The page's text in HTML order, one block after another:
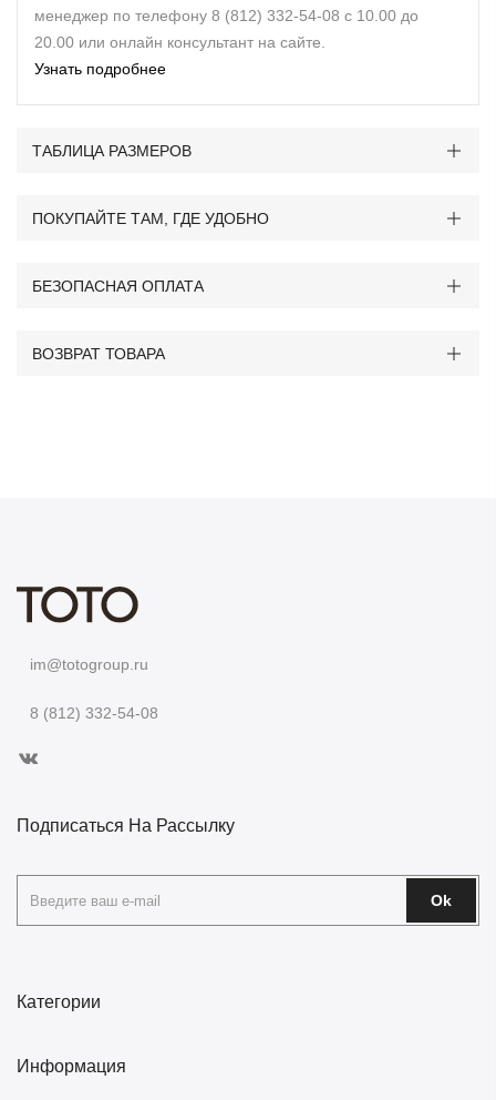
менеджер по телефону 8 (812) 332-54-08 с 10.00 до
20.00 или онлайн консультант на сайте.
Узнать подробнее
ТАБЛИЦА РАЗМЕРОВ
ПОКУПАЙТЕ ТАМ, ГДЕ УДОБНО
БЕЗОПАСНАЯ ОПЛАТА
ВОЗВРАТ ТОВАРА
im@totogroup.ru
8 (812) 332-54-08
Категории
Информация
Подписаться На Рассылку
Ok